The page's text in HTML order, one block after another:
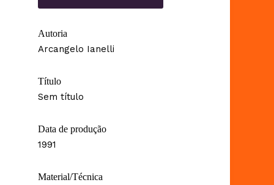
Autoria
Arcangelo Ianelli
Título
Sem título
Data de produção
1991
Material/Técnica